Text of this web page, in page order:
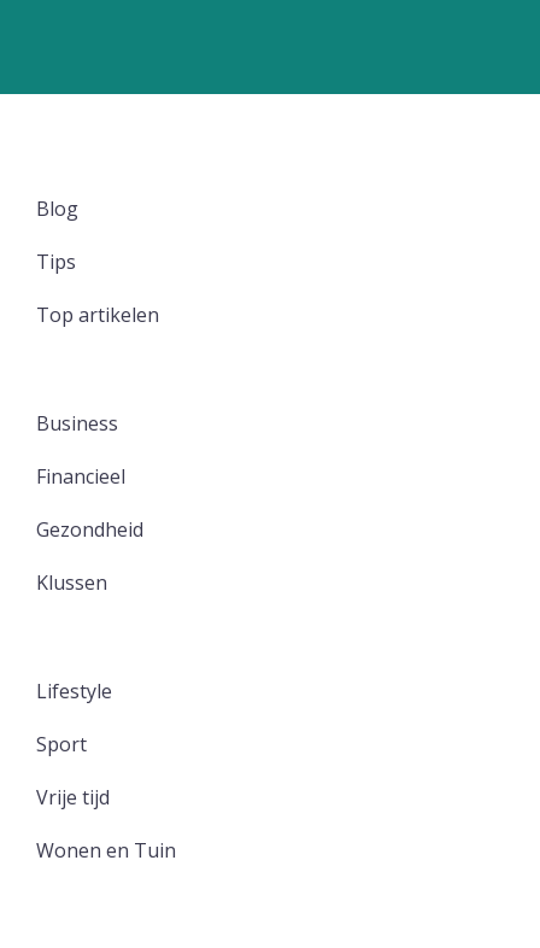
Blog
Tips
Top artikelen
Business
Financieel
Gezondheid
Klussen
Lifestyle
Sport
Vrije tijd
Wonen en Tuin